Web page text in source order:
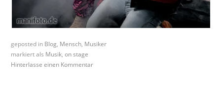
geposted in Blog, Mensch, Musiker
markiert als Musik,on stage
Hinterlasse einen Kommentar